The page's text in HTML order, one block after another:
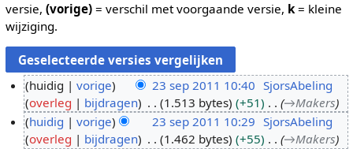
versie, (vorige)= verschil met voorgaande versie, k= kleine
wijziging.
3
huidig vorige 23 sep 2011 10:40 SjorsAbeling
overleg
bijdragen 1.513 bytes +51 →Makers
huidig
vorige 23 sep 2011 10:29 SjorsAbeling
overleg
bijdragen 1.462 bytes +55 →Makers